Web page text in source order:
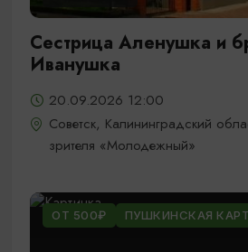
Сестрица Аленушка и
Иванушка
20.09.2026 12:00
Советск, Калининградский
зрителя «Молодежный»
ОТ 500₽ ПУШКИНСКАЯ